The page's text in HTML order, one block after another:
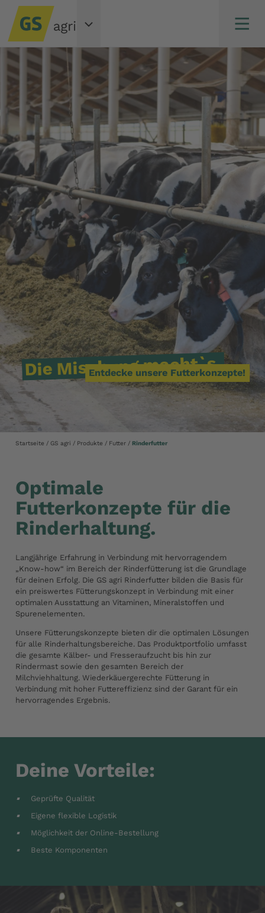
Die Mischungmacht`s.
Entdecke unsere Futterkonzepte!
Startseite GS agri Produkte Futter Rinderfutter
Optimale
Futterkonzepte für die
Rinderhaltung.
Langjährige Erfahrung in Verbindung mit hervorragendem
„Know-how“ im Bereich der Rinderfütterung ist die Grundlage
für deinen Erfolg. Die GS agri Rinderfutter bilden die Basis für
ein preiswertes Fütterungskonzept in Verbindung mit einer
optimalen Ausstattung an Vitaminen, Mineralstoffen und
Spurenelementen.
Unsere Fütterungskonzepte bieten dir die optimalen Lösungen
für alle Rinderhaltungsbereiche. Das Produktportfolio umfasst
die gesamte Kälber- und Fresseraufzucht bis hin zur
Rindermast sowie den gesamten Bereich der
Milchviehhaltung. Wiederkäuergerechte Fütterung in
Verbindung mit hoher Futtereffizienz sind der Garant für ein
hervorragendes Ergebnis.
Deine Vorteile:
Geprüfte Qualität
Eigene flexible Logistik
Möglichkeit der Online-Bestellung
Beste Komponenten